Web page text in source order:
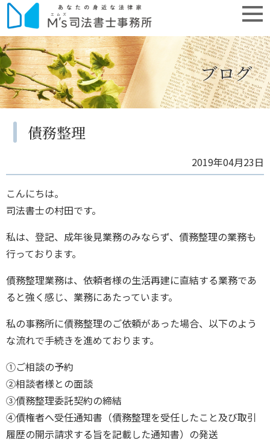
ブログ
債務整理
2019年04月23日
こんにちは。
司法書士の村田です。
私は、登記、成年後見業務のみならず、債務整理の業務も
行っております。
債務整理業務は、依頼者様の生活再建に直結する業務であ
ると強く感じ、業務にあたっています。
私の事務所に債務整理のご依頼があった場合、以下のよう
な流れで手続きを進めております。
①ご相談の予約
②相談者様との面談
③債務整理委託契約の締結
④債権者へ受任通知書（債務整理を受任したこと及び取引
履歴の開示請求する旨を記載した通知書）の発送